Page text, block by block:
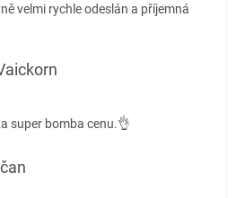
velmi rychle odeslán a příjemná
je 5 z 5 hvězdiček.
super bomba cenu.👌
je 5 z 5 hvězdiček.